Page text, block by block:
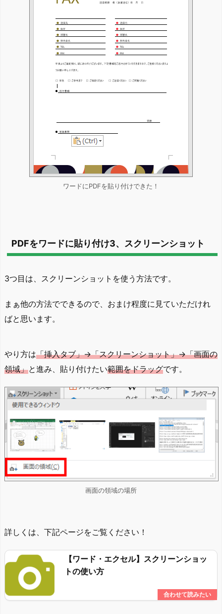
ワードにPDFを貼り付けできた！
PDFをワードに貼り付け3、スクリーンショット
3つ目は、スクリーンショットを使う方法です。
まぁ他の方法でできるので、おまけ程度に見ていただけれ
ばと思います。
やり方は「挿入タブ」→「スクリーンショット」→「画面の
領域」と進み、貼り付けたい範囲をドラッグです。
画面の領域の場所
詳しくは、下記ページをご覧ください！
【ワード・エクセル】スクリーンショッ
トの使い方